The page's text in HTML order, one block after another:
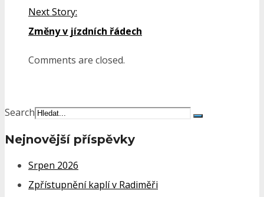
Next Story:
Změny v jízdních řádech
Comments are closed.
Search
Nejnovější příspěvky
Srpen 2026
Zpřístupnění kaplí v Radiměři